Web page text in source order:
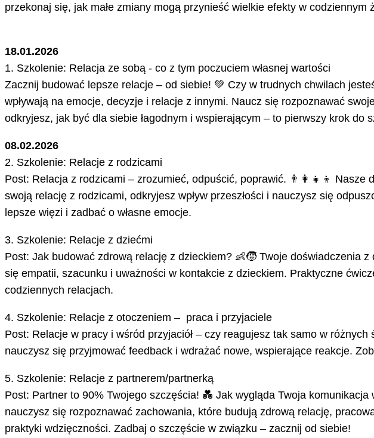
przekonaj się, jak małe zmiany mogą przynieść wielkie efekty w codziennym
18.01.2026
1. Szkolenie: Relacja ze sobą - co z tym poczuciem własnej wartości
Zacznij budować lepsze relacje – od siebie! 💚 Czy w trudnych chwilach
wpływają na emocje, decyzje i relacje z innymi. Naucz się rozpoznawać
odkryjesz, jak być dla siebie łagodnym i wspierającym – to pierwszy krok do
08.02.2026
2. Szkolenie: Relacje z rodzicami
Post: Relacja z rodzicami – zrozumieć, odpuścić, poprawić. 👨‍👩‍👧‍👦 Nasze
swoją relację z rodzicami, odkryjesz wpływ przeszłości i nauczysz się
lepsze więzi i zadbać o własne emocje.
3. Szkolenie: Relacje z dziećmi
Post: Jak budować zdrową relację z dzieckiem? 👶🧒 Twoje doświadczenia
się empatii, szacunku i uważności w kontakcie z dzieckiem. Praktyczne
codziennych relacjach.
4. Szkolenie: Relacje z otoczeniem – praca i przyjaciele
Post: Relacje w pracy i wśród przyjaciół – czy reagujesz tak samo w
nauczysz się przyjmować feedback i wdrażać nowe, wspierające reakcje.
5. Szkolenie: Relacje z partnerem/partnerką
Post: Partner to 90% Twojego szczęścia! 💑 Jak wygląda Twoja
nauczysz się rozpoznawać zachowania, które budują zdrową relację,
praktyki wdzięczności. Zadbaj o szczęście w związku – zacznij od siebie!